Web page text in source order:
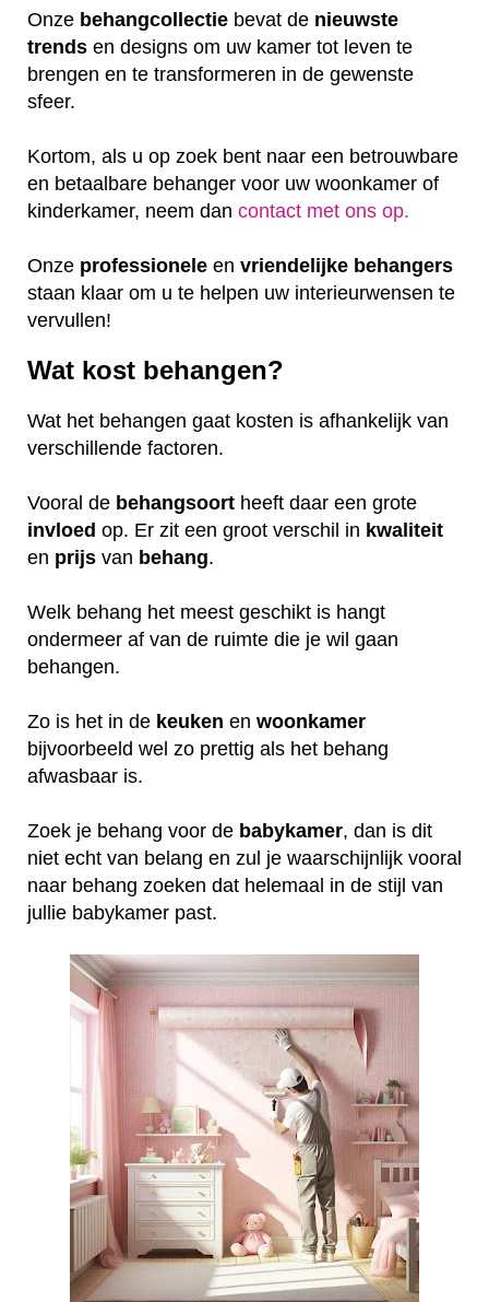
Onze behangcollectie bevat de nieuwste
trends en designs om uw kamer tot leven te
brengen en te transformeren in de gewenste
sfeer.
Kortom, als u op zoek bent naar een betrouwbare
en betaalbare behanger voor uw woonkamer of
kinderkamer, neem dan contact met ons op.
Onze professionele en vriendelijke behangers
staan klaar om u te helpen uw interieurwensen te
vervullen!
Wat kost behangen?
Wat het behangen gaat kosten is afhankelijk van
verschillende factoren.
Vooral de behangsoort heeft daar een grote
invloed op. Er zit een groot verschil in kwaliteit
en prijs van behang.
Welk behang het meest geschikt is hangt
ondermeer af van de ruimte die je wil gaan
behangen.
Zo is het in de keuken en woonkamer
bijvoorbeeld wel zo prettig als het behang
afwasbaar is.
Zoek je behang voor de babykamer, dan is dit
niet echt van belang en zul je waarschijnlijk vooral
naar behang zoeken dat helemaal in de stijl van
jullie babykamer past.